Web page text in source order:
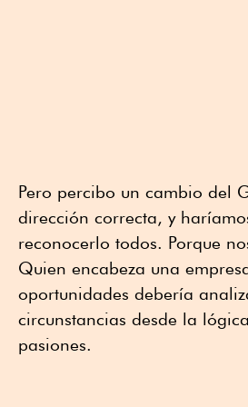
Pero percibo un cambio del
dirección correcta, y
reconocerlo todos. Porque
Quien encabeza una
oportunidades debería
circunstancias desde la
pasiones.